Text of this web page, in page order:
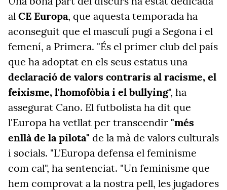
al CE Europa, que aquesta temporada ha
aconseguit que el masculí pugi a Segona i el
femení, a Primera. "És el primer club del país
que ha adoptat en els seus estatus una
declaració de valors contraris al racisme, el
feixisme, l'homofòbia i el bullying", ha
assegurat Cano. El futbolista ha dit que
l'Europa ha vetllat per transcendir "més
enllà de la pilota" de la mà de valors culturals
i socials. "L'Europa defensa el feminisme
com cal", ha sentenciat. "Un feminisme que
hem comprovat a la nostra pell, les jugadores